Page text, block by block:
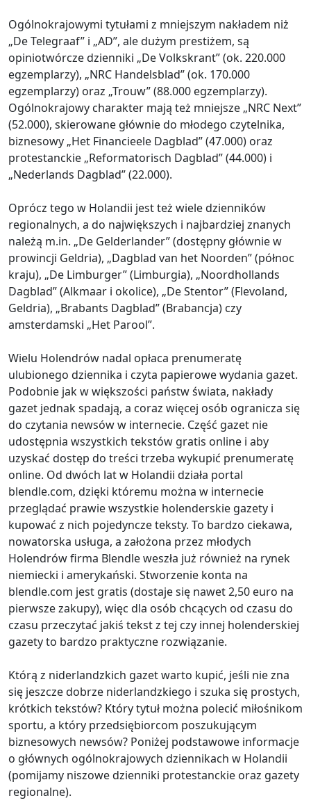
Ogólnokrajowymi tytułami z mniejszym nakładem niż
„De Telegraaf” i „AD”, ale dużym prestiżem, są
opiniotwórcze dzienniki „De Volkskrant” (ok. 220.000
egzemplarzy), „NRC Handelsblad” (ok. 170.000
egzemplarzy) oraz „Trouw” (88.000 egzemplarzy).
Ogólnokrajowy charakter mają też mniejsze „NRC Next”
(52.000), skierowane głównie do młodego czytelnika,
biznesowy „Het Financieele Dagblad” (47.000) oraz
protestanckie „Reformatorisch Dagblad” (44.000) i
„Nederlands Dagblad” (22.000).
Oprócz tego w Holandii jest też wiele dzienników
regionalnych, a do największych i najbardziej znanych
należą m.in. „De Gelderlander” (dostępny głównie w
prowincji Geldria), „Dagblad van het Noorden” (północ
kraju), „De Limburger” (Limburgia), „Noordhollands
Dagblad” (Alkmaar i okolice), „De Stentor” (Flevoland,
Geldria), „Brabants Dagblad” (Brabancja) czy
amsterdamski „Het Parool”.
Wielu Holendrów nadal opłaca prenumeratę
ulubionego dziennika i czyta papierowe wydania gazet.
Podobnie jak w większości państw świata, nakłady
gazet jednak spadają, a coraz więcej osób ogranicza się
do czytania newsów w internecie. Część gazet nie
udostępnia wszystkich tekstów gratis online i aby
uzyskać dostęp do treści trzeba wykupić prenumeratę
online. Od dwóch lat w Holandii działa portal
blendle.com, dzięki któremu można w internecie
przeglądać prawie wszystkie holenderskie gazety i
kupować z nich pojedyncze teksty. To bardzo ciekawa,
nowatorska usługa, a założona przez młodych
Holendrów firma Blendle weszła już również na rynek
niemiecki i amerykański. Stworzenie konta na
blendle.com jest gratis (dostaje się nawet 2,50 euro na
pierwsze zakupy), więc dla osób chcących od czasu do
czasu przeczytać jakiś tekst z tej czy innej holenderskiej
gazety to bardzo praktyczne rozwiązanie.
Którą z niderlandzkich gazet warto kupić, jeśli nie zna
się jeszcze dobrze niderlandzkiego i szuka się prostych,
krótkich tekstów? Który tytuł można polecić miłośnikom
sportu, a który przedsiębiorcom poszukującym
biznesowych newsów? Poniżej podstawowe informacje
o głównych ogólnokrajowych dziennikach w Holandii
(pomijamy niszowe dzienniki protestanckie oraz gazety
regionalne).